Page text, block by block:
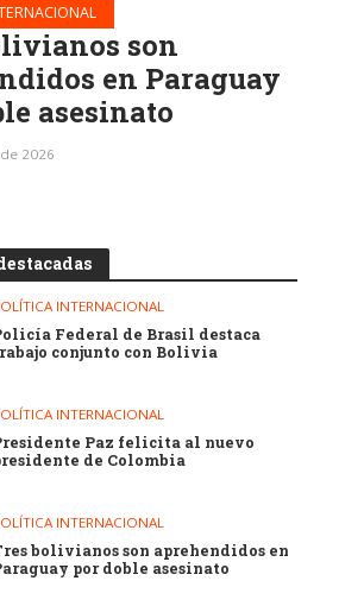
son
en Paraguay
asesinato
2026
INTERNACIONAL
Federal de Brasil destaca
conjunto con Bolivia
INTERNACIONAL
Paz felicita al nuevo
de Colombia
INTERNACIONAL
bolivianos son aprehendidos en
por doble asesinato